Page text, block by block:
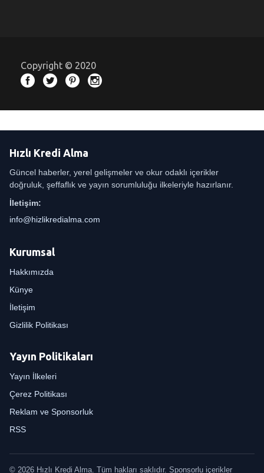
Copyright © 2020
Hızlı Kredi Alma
Güncel haberler, yerel gelişmeler ve okur odaklı içerikler
doğruluk, şeffaflık ve yayın sorumluluğu ilkeleriyle hazırlanır.
İletişim:
info@hizlikredialma.com
Kurumsal
Hakkımızda
Künye
İletişim
Gizlilik Politikası
Yayın Politikaları
Yayın İlkeleri
Çerez Politikası
Reklam ve Sponsorluk
RSS
© 2026 Hızlı Kredi Alma. Tüm hakları saklıdır. Sponsorlu içerikler